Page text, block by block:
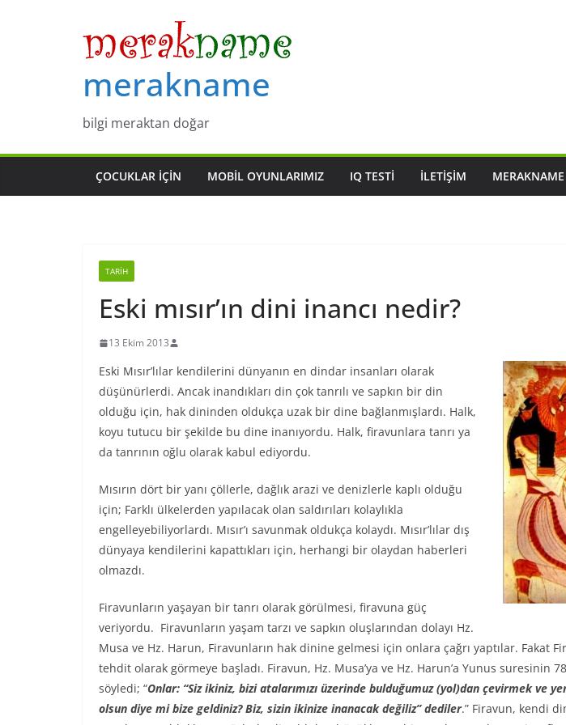
merakname
bilgi meraktan doğar
ÇOCUKLAR IÇIN MOBIL OYUNLARIMIZ IQ TESTI İLETIŞIM
TARIH
Eski mısır’ın dini inancı nedir?
13 Ekim 2013
Eski Mısır’lılar kendilerini dünyanın en dindar insanları olarak
düşünürlerdi. Ancak inandıkları din çok tanrılı ve sapkın bir din
olduğu için, hak dininden oldukça uzak bir dine bağlanmışlardı. Halk,
koyu tutucu bir şekilde bu dine inanıyordu. Halk, firavunlara tanrı ya
da tanrının oğlu olarak kabul ediyordu.
Mısırın dört bir yanı çöllerle, dağlık arazi ve denizlerle kaplı olduğu
için; Farklı ülkelerden yapılacak olan saldırıları kolaylıkla
engelleyebiliyorlardı. Mısır’ı savunmak oldukça kolaydı. Mısır’lılar dış
dünyaya kendilerini kapattıkları için, herhangi bir olaydan haberleri
olmazdı.
Firavunların yaşayan bir tanrı olarak görülmesi, firavuna güç
veriyordu. Firavunların yaşam tarzı ve sapkın oluşlarından dolayı Hz.
Musa ve Hz. Harun, Firavunların hak dinine gelmesi için onlara çağrı yaptılar. Fakat
tehdit olarak görmeye başladı. Firavun, Hz. Musa’ya ve Hz. Harun’a Yunus suresinin
söyledi; “Onlar: “Siz ikiniz, bizi atalarımızı üzerinde bulduğumuz (yol)dan çevirmek ve
olsun diye mi bize geldiniz? Biz, sizin ikinize inanacak değiliz” dediler.” Firavun, kendi